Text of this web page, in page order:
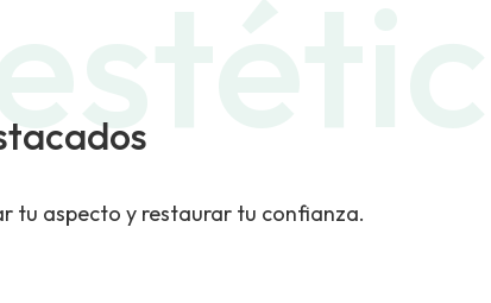
tu aspecto y restaurar tu confianza.